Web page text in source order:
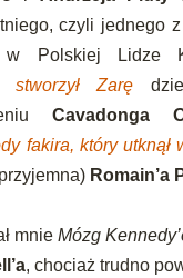
czyli jednego
Polskiej Lidze
stworzył Zarę
Cavadonga
fakira, który utknął
Romain’a
mnie Mózg
, chociaż trudno